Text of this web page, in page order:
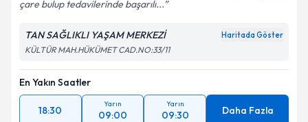
çare bulup tedavilerinde başarılı...
TAN SAĞLIKLI YAŞAM MERKEZİ Haritada Göster
KÜLTÜR MAH.HÜKÜMET CAD.NO:33/11
En Yakın Saatler
18:30
Yarın
09:00
Yarın
09:30 Daha Fazla